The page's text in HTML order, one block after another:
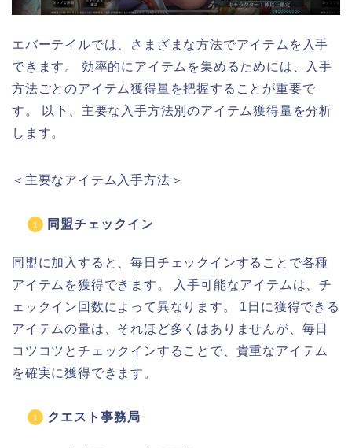
エバーテイルでは、さまざまな方法でアイテムを入手
できます。 効率的にアイテムを集めるためには、入手
方法ごとのアイテム獲得量を把握することが重要で
す。 以下、主要な入手方法別のアイテム獲得量を分析
します。
＜主要なアイテム入手方法＞
同盟チェックイン
同盟に加入すると、毎日チェックインすることで各種
アイテムを獲得できます。 入手可能なアイテムは、チ
ェックイン回数によって異なります。 1日に獲得できる
アイテムの量は、それほど多くはありませんが、毎日
コツコツとチェックインすることで、貴重なアイテム
を確実に獲得できます。
クエスト事務局